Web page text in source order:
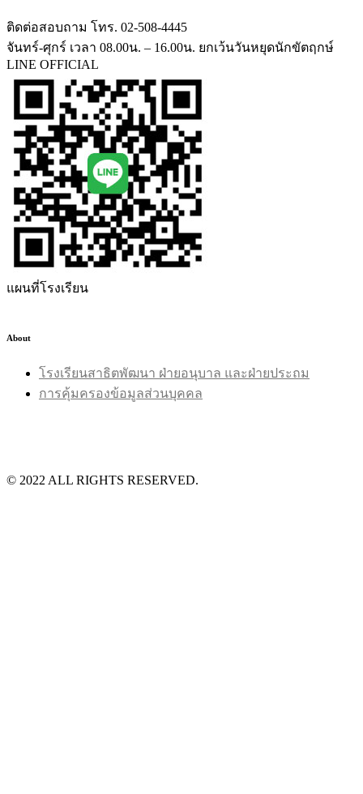
ติดต่อสอบถาม โทร. 02-508-4445
จันทร์-ศุกร์ เวลา 08.00น. – 16.00น. ยกเว้นวันหยุดนักขัตฤกษ์
LINE OFFICIAL
แผนที่โรงเรียน
About
โรงเรียนสาธิตพัฒนา ฝ่ายอนุบาล และฝ่ายประถม
การคุ้มครองข้อมูลส่วนบุคคล
©️ 2022 ALL RIGHTS RESERVED.